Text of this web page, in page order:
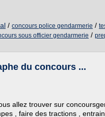
/ concours police gendarmerie /
sous officier gendarmerie /
du concours ...
allez trouver sur
, faire des tractions ,